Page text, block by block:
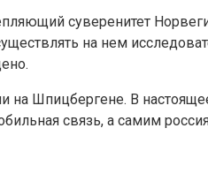
суверенитет
на нем
Шпицбергене. В
связь, а самим